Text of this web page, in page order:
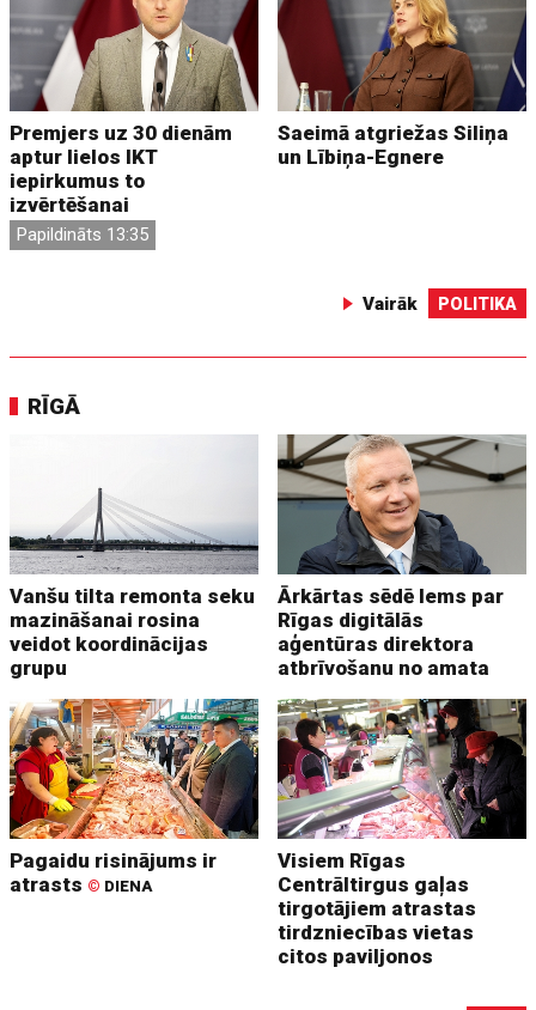
Premjers uz 30 dienām
aptur lielos IKT
iepirkumus to
izvērtēšanai
Papildināts 13:35
Saeimā atgriežas Siliņa
un Lībiņa-Egnere
Vairāk POLITIKA
RĪGĀ
Vanšu tilta remonta seku
mazināšanai rosina
veidot koordinācijas
grupu
Ārkārtas sēdē lems par
Rīgas digitālās
aģentūras direktora
atbrīvošanu no amata
Pagaidu risinājums ir
atrasts © DIENA
Visiem Rīgas
Centrāltirgus gaļas
tirgotājiem atrastas
tirdzniecības vietas
citos paviljonos